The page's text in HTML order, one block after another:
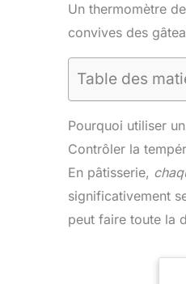
Un thermomètre
convives des
Table des
Pourquoi utiliser
Contrôler la
En pâtisserie,
significativement
peut faire toute la